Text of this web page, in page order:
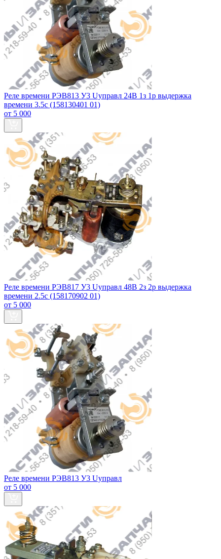
Реле времени РЭВ813 У3 Uуправл 24В 1з 1р выдержка
времени 3.5с (158130401 01)
от 5 000
Реле времени РЭВ817 У3 Uуправл 48В 2з 2р выдержка
времени 2.5с (158170902 01)
от 5 000
Реле времени РЭВ813 У3 Uуправл
от 5 000